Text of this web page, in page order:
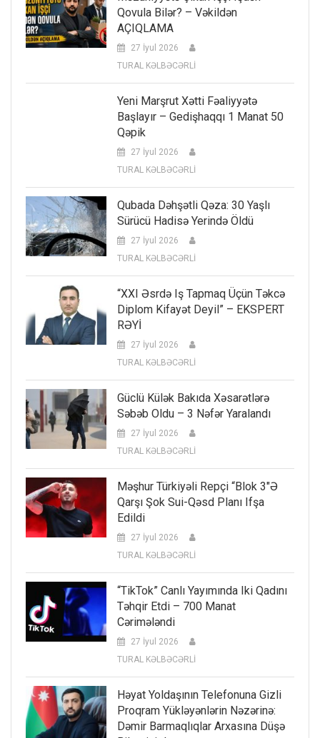
Qovula Bilər? – Vəkildən
AÇIQLAMA
27 İyul 2026
TURAL KƏLBƏCƏRLİ
Yeni Marşrut Xətti Fəaliyyətə
Başlayır – Gedişhaqqı 1 Manat 50
Qəpik
27 İyul 2026
TURAL KƏLBƏCƏRLİ
Qubada Dəhşətli Qəza: 30 Yaşlı
Sürücü Hadisə Yerində Öldü
27 İyul 2026
TURAL KƏLBƏCƏRLİ
“XXI Əsrdə Iş Tapmaq Üçün Təkcə
Diplom Kifayət Deyil” – EKSPERT
RƏYİ
27 İyul 2026
TURAL KƏLBƏCƏRLİ
Güclü Külək Bakıda Xəsarətlərə
Səbəb Oldu – 3 Nəfər Yaralandı
27 İyul 2026
TURAL KƏLBƏCƏRLİ
Məşhur Türkiyəli Repçi “Blok 3″ə
Qarşı Şok Sui-Qəsd Planı Ifşa
Edildi
27 İyul 2026
TURAL KƏLBƏCƏRLİ
“TikTok” Canlı Yayımında Iki Qadını
Təhqir Etdi – 700 Manat
Cərimələndi
27 İyul 2026
TURAL KƏLBƏCƏRLİ
Həyat Yoldaşının Telefonuna Gizli
Proqram Yükləyənlərin Nəzərinə:
Dəmir Barmaqlıqlar Arxasına Düşə